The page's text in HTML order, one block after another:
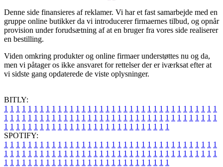
Denne side finansieres af reklamer. Vi har et fast samarbejde med en
gruppe online butikker da vi introducerer firmaernes tilbud, og opnår
provision under forudsætning af at en bruger fra vores side realiserer
en bestilling.
Viden omkring produkter og online firmaer understøttes nu og da,
men vi påtager os ikke ansvaret for rettelser der er iværksat efter at
vi sidste gang opdaterede de viste oplysninger.
BITLY:
1 1 1 1 1 1 1 1 1 1 1 1 1 1 1 1 1 1 1 1 1 1 1 1 1 1 1 1 1 1 1 1 1 1 1 1
1 1 1 1 1 1 1 1 1 1 1 1 1 1 1 1 1 1 1 1 1 1 1 1 1 1 1 1 1 1 1 1 1 1 1 1
1 1 1 1 1 1 1 1 1 1 1 1 1 1 1 1 1 1 1 1 1 1 1 1 1 1 1 1
SPOTIFY:
1 1 1 1 1 1 1 1 1 1 1 1 1 1 1 1 1 1 1 1 1 1 1 1 1 1 1 1 1 1 1 1 1 1 1 1
1 1 1 1 1 1 1 1 1 1 1 1 1 1 1 1 1 1 1 1 1 1 1 1 1 1 1 1 1 1 1 1 1 1 1 1
1 1 1 1 1 1 1 1 1 1 1 1 1 1 1 1 1 1 1 1 1 1 1 1 1 1 1 1